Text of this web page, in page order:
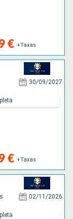
€ +Taxas
30/09/2027
€ +Taxas
02/11/2026